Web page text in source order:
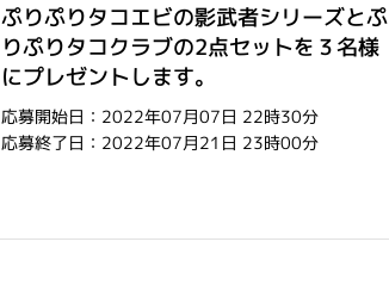
ぷりぷりタコエビの影武者シリーズとぷ
りぷりタコクラブの2点セットを３名様
にプレゼントします。
応募開始日：2022年07月07日 22時30分
応募終了日：2022年07月21日 23時00分